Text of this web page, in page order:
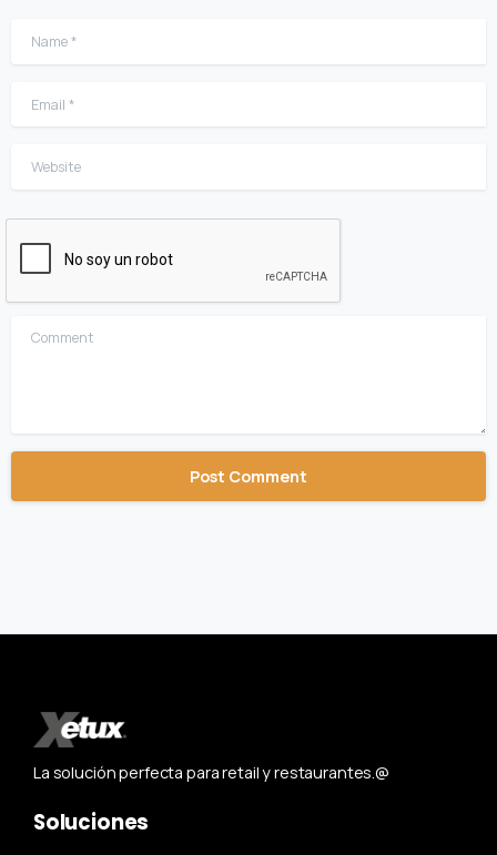
Name
Website
Comment
La solución perfecta para retail y restaurantes.@
Soluciones